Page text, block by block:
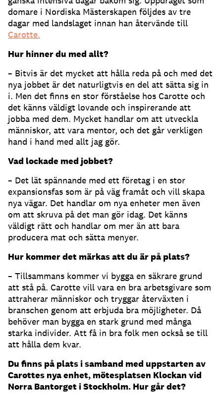
domare i Nordiska Mästerskapen följdes av tre
dagar med landslaget innan han återvände till
Carotte.
Hur hinner du med allt?
– Bitvis är det mycket att hålla reda på och med det
nya jobbet är det naturligtvis en del att sätta sig in
i. Men det finns en stor förståelse hos Carotte och
det känns väldigt lovande och inspirerande att
jobba med dem. Mycket handlar om att utveckla
människor, att vara mentor, och det går verkligen
hand i hand med allt jag gör.
Vad lockade med jobbet?
– Det lät spännande med ett företag i en stor
expansionsfas som är på väg framåt och vill skapa
nya vägar. Det handlar om nya enheter men även
om att skruva på det man gör idag. Det känns
väldigt rätt och handlar om mer än att bara
producera mat och sätta menyer.
Hur kommer det märkas att du är på plats?
– Tillsammans kommer vi bygga en säkrare grund
att stå på. Carotte vill vara en bra arbetsgivare som
attraherar människor och tryggar återväxten i
branschen genom att erbjuda bra möjligheter. Då
behöver man bygga en stark grund med många
starka individer. Att få in bra folk men också se till
att hålla dem kvar.
Du finns på plats i samband med uppstarten av
Carottes nya enhet, mötesplatsen Klockan vid
Norra Bantorget i Stockholm. Hur går det?